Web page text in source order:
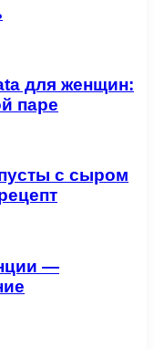
для женщин:
паре
с сыром
—